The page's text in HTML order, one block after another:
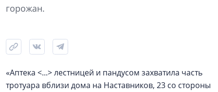
горожан.
«Аптека <...> лестницей и пандусом захватила часть
тротуара вблизи дома на Наставников, 23 со стороны